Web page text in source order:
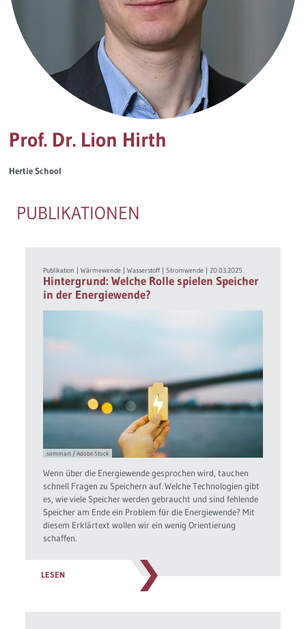
Prof. Dr. Lion Hirth
Hertie School
PUBLIKATIONEN
Publikation |Wärmewende |Wasserstoff |Stromwende |20.03.2025
Hintergrund: Welche Rolle spielen Speicher
in der Energiewende?
sommart / Adobe Stock
Wenn über die Energiewende gesprochen wird, tauchen
schnell Fragen zu Speichern auf. Welche Technologien gibt
es, wie viele Speicher werden gebraucht und sind fehlende
Speicher am Ende ein Problem für die Energiewende? Mit
diesem Erklärtext wollen wir ein wenig Orientierung
schaffen.
LESEN
Governance
Europa & Green Deal
Themen Übersicht
Soziales Nachhaltigkeitsbarometer